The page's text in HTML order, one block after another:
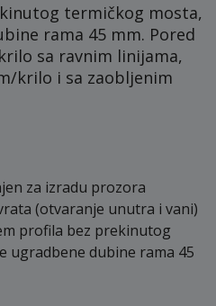
termičkog mosta,
rama 45 mm. Pored
sa ravnim linijama,
krilo i sa zaobljenim
za izradu prozora
(otvaranje unutra i vani)
profila bez prekinutog
ugradbene dubine rama 45